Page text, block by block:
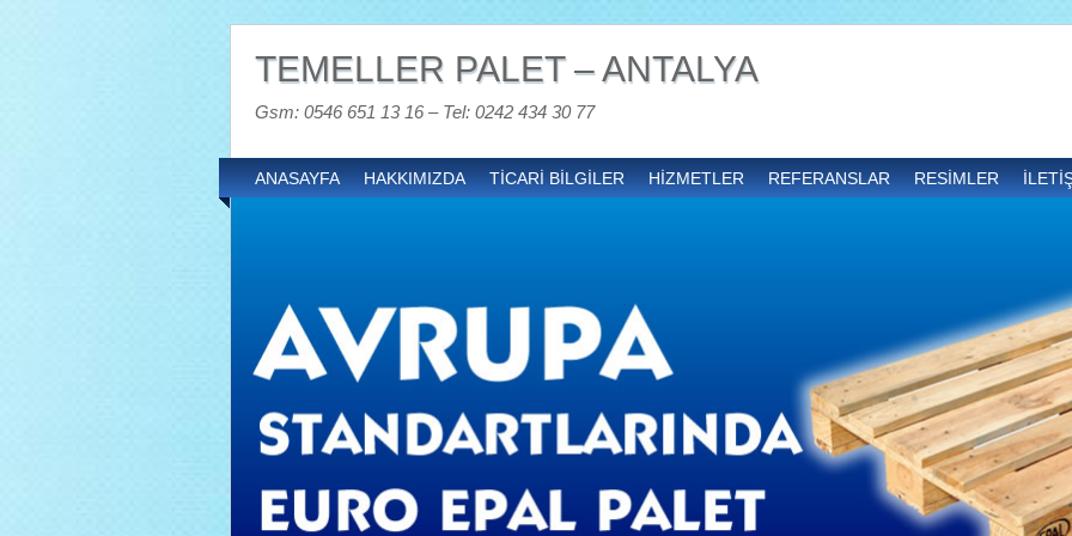
TEMELLER PALET – ANTALYA
Gsm: 0546 651 13 16 – Tel: 0242 434 30 77
ANASAYFA HAKKIMIZDA TİCARİ BİLGİLER HİZMETLER REFERANSLAR RESİMLER